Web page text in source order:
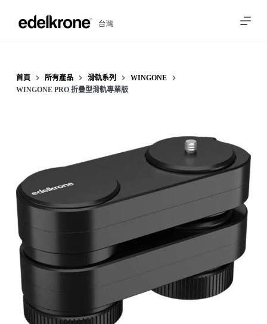
至
內
容
首頁 所有產品 滑軌系列
WINGONE
WINGONE PRO 折疊型滑軌專業版